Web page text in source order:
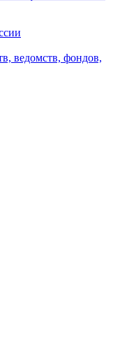
ведомств, фондов,